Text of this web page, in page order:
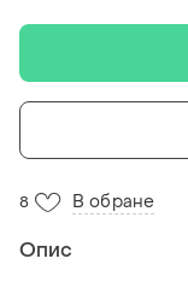
8 В обране
Опис